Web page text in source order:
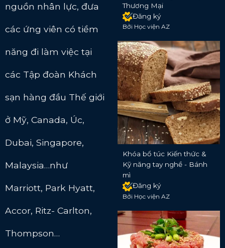
nguồn nhân lực, đưa
các ứng viên có tiềm
năng đi làm việc tại
các Tập đoàn Khách
sạn hàng đầu Thế giới
ở Mỹ, Canada, Úc,
Dubai, Singapore,
Malaysia…như
Marriott, Park Hyatt,
Accor, Ritz- Carlton,
Thompson…
Thương Mại
Đăng ký
Bởi Học viện AZ
Khóa bổ túc Kiến thức &
Kỹ năng tay nghề - Bánh
mì
Đăng ký
Bởi Học viện AZ